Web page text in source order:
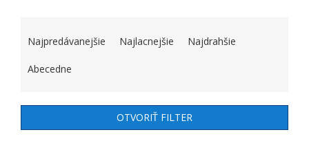
Najpredávanejšie Najlacnejšie Najdrahšie
Abecedne
OTVORIŤ FILTER